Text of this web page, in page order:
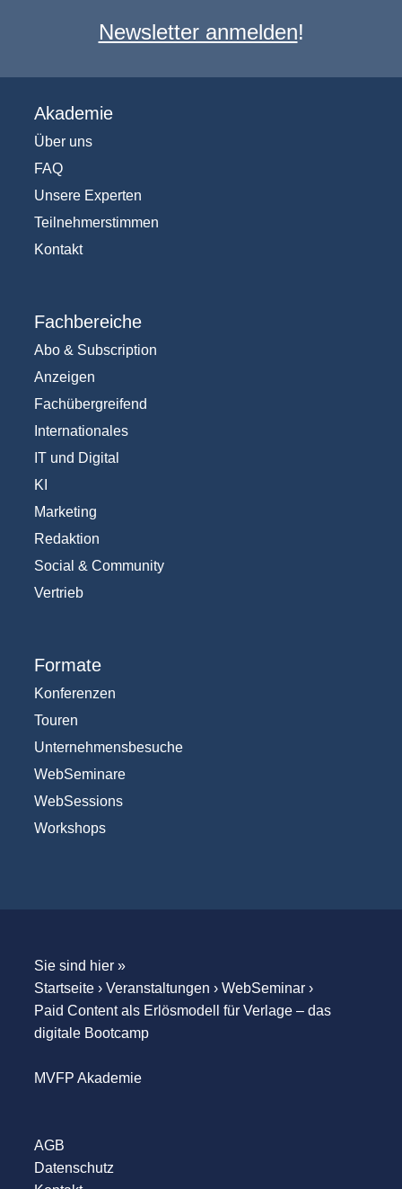
Newsletter anmelden!
Akademie
Über uns
FAQ
Unsere Experten
Teilnehmerstimmen
Kontakt
Fachbereiche
Abo & Subscription
Anzeigen
Fachübergreifend
Internationales
IT und Digital
KI
Marketing
Redaktion
Social & Community
Vertrieb
Formate
Konferenzen
Touren
Unternehmensbesuche
WebSeminare
WebSessions
Workshops
Sie sind hier »
Startseite› Veranstaltungen › WebSeminar›
Paid Content als Erlösmodell für Verlage – das
digitale Bootcamp
MVFP Akademie
AGB
Datenschutz